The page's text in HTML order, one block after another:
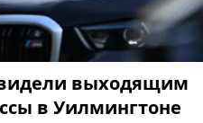
выходящим
в Уилмингтоне